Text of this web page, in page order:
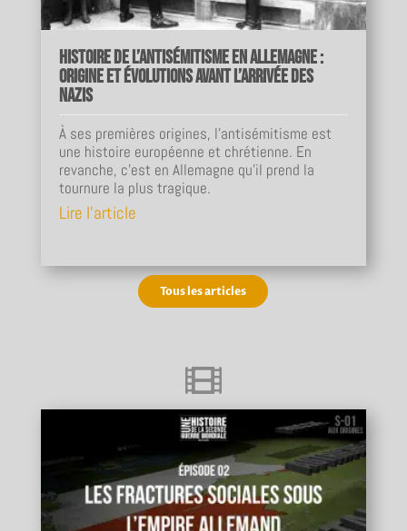
Histoire de l’antisémitisme en Allemagne :
origine et évolutions avant l’arrivée des
nazis
À ses premières origines, l'antisémitisme est
une histoire européenne et chrétienne. En
revanche, c'est en Allemagne qu'il prend la
tournure la plus tragique.
Lire l'article
Tous les articles
